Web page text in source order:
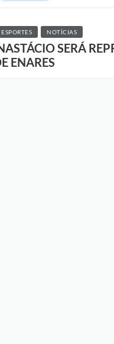
ESPORTES NOTÍCIAS
SERÁ
ENARES